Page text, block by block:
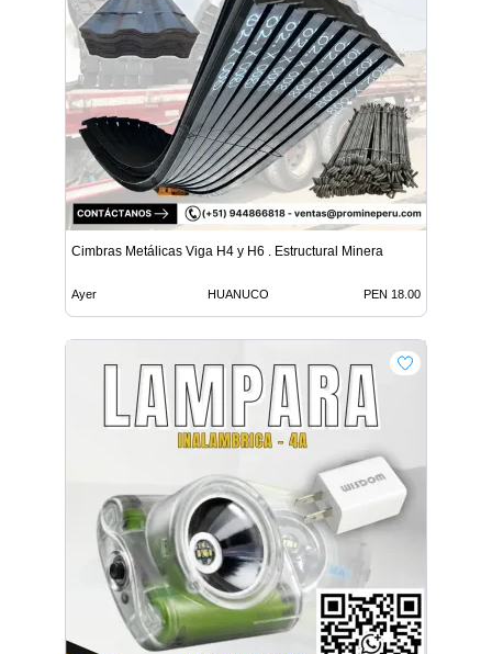
Cimbras Metálicas Viga H4 y H6 . Estructural Minera
Ayer HUANUCO PEN 18.00